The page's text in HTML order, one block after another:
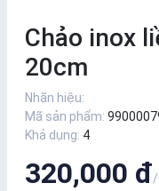
Chảo inox
20cm
Nhãn hiệu:
Mã sản phẩm:
Khả dụng: 4
320,000 đ